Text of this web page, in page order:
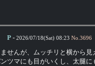
P - 2026/07/18(Sat) 08:23 No.3696
せんが、ムッチリと横から
ツマにも目がいくし、太腿